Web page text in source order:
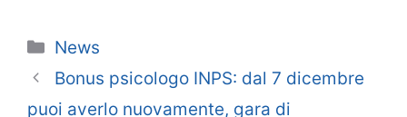
Categorie
News
Bonus psicologo INPS: dal 7 dicembre
puoi averlo nuovamente, gara di